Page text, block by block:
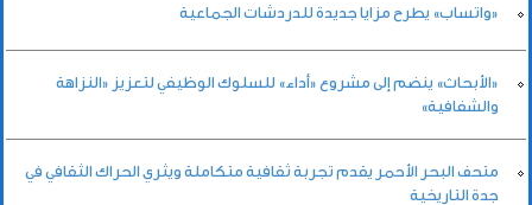
«واتساب» يطرح مزايا جديدة للدردشات الجماعية
«الأبحاث» ينضم إلى مشروع «أداء» للسلوك الوظيفي لتعزيز «النزاهة
والشفافية»
متحف البحر الأحمر يقدم تجربة ثقافية متكاملة ويثري الحراك الثقافي في
جدة التاريخية